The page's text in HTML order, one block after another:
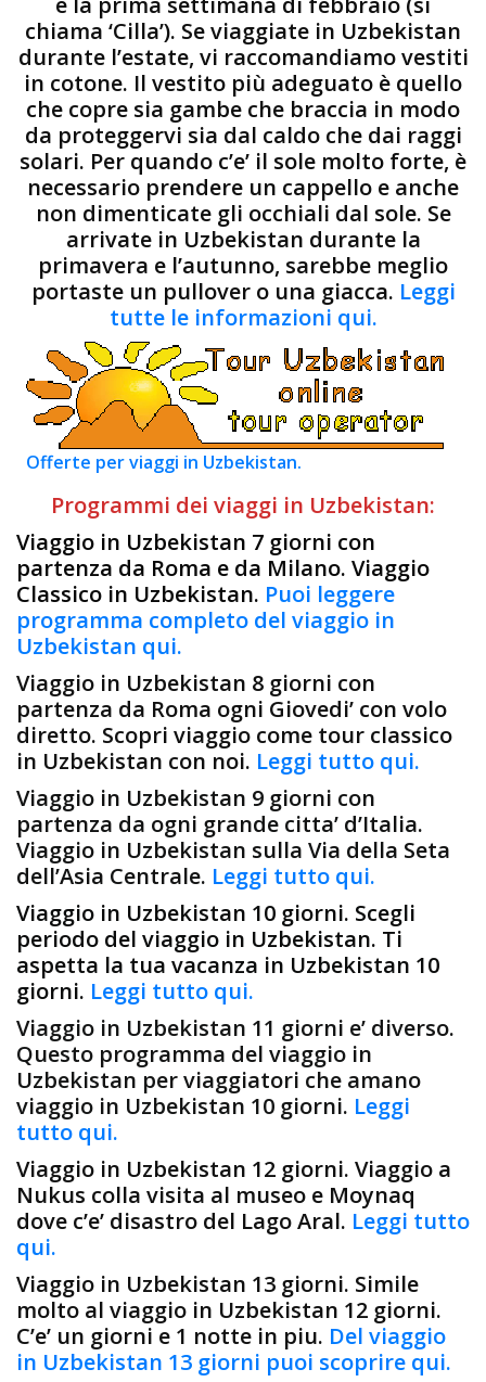
chiama ‘Cilla’). Se viaggiate in Uzbekistan
durante l’estate, vi raccomandiamo vestiti
in cotone. Il vestito più adeguato è quello
che copre sia gambe che braccia in modo
da proteggervi sia dal caldo che dai raggi
solari. Per quando c’e’ il sole molto forte, è
necessario prendere un cappello e anche
non dimenticate gli occhiali dal sole. Se
arrivate in Uzbekistan durante la
primavera e l’autunno, sarebbe meglio
portaste un pullover o una giacca. Leggi
tutte le informazioni qui.
Offerte per viaggi in Uzbekistan.
Programmi dei viaggi in Uzbekistan:
Viaggio in Uzbekistan 7 giorni con
partenza da Roma e da Milano. Viaggio
Classico in Uzbekistan. Puoi leggere
programma completo del viaggio in
Uzbekistan qui.
Viaggio in Uzbekistan 8 giorni con
partenza da Roma ogni Giovedi’ con volo
diretto. Scopri viaggio come tour classico
in Uzbekistan con noi. Leggi tutto qui.
Viaggio in Uzbekistan 9 giorni con
partenza da ogni grande citta’ d’Italia.
Viaggio in Uzbekistan sulla Via della Seta
dell’Asia Centrale. Leggi tutto qui.
Viaggio in Uzbekistan 10 giorni. Scegli
periodo del viaggio in Uzbekistan. Ti
aspetta la tua vacanza in Uzbekistan 10
giorni. Leggi tutto qui.
Viaggio in Uzbekistan 11 giorni e’ diverso.
Questo programma del viaggio in
Uzbekistan per viaggiatori che amano
viaggio in Uzbekistan 10 giorni. Leggi
tutto qui.
Viaggio in Uzbekistan 12 giorni. Viaggio a
Nukus colla visita al museo e Moynaq
dove c’e’ disastro del Lago Aral. Leggi tutto
qui.
Viaggio in Uzbekistan 13 giorni. Simile
molto al viaggio in Uzbekistan 12 giorni.
C’e’ un giorni e 1 notte in piu. Del viaggio
in Uzbekistan 13 giorni puoi scoprire qui.